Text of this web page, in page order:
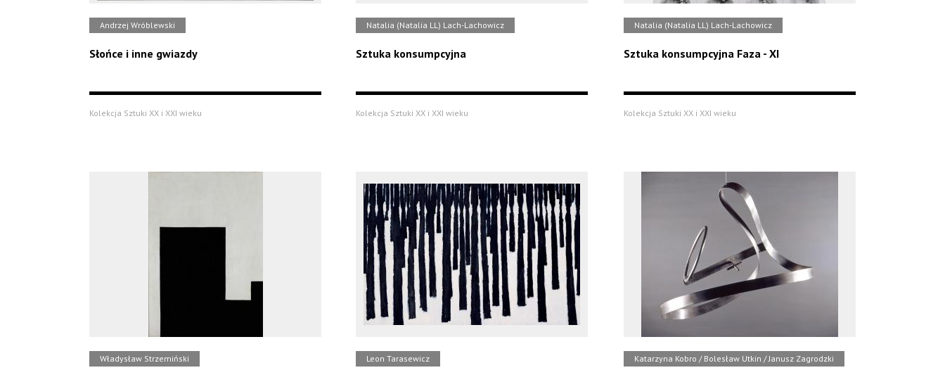
Andrzej Wróblewski
Słońce i inne gwiazdy
Kolekcja Sztuki XX i XXI wieku
Natalia (Natalia LL) Lach-Lachowicz
Sztuka konsumpcyjna
Kolekcja Sztuki XX i XXI wieku
Natalia (Natalia LL) Lach-Lachowicz
Sztuka konsumpcyjna Faza - XI
Kolekcja Sztuki XX i XXI wieku
Władysław Strzemiński Leon Tarasewicz Katarzyna Kobro / Bolesław Utkin / Janusz Zagrodzki